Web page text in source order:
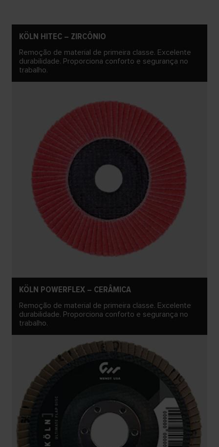
KÖLN HITEC – ZIRCÔNIO
Remoção de material de primeira classe. Excelente
durabilidade. Proporciona conforto e segurança no
trabalho.
KÖLN POWERFLEX – CERÂMICA
Remoção de material de primeira classe. Excelente
durabilidade. Proporciona conforto e segurança no
trabalho.